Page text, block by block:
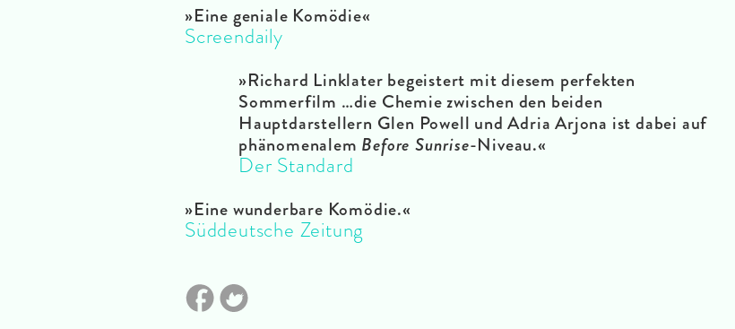
»Eine geniale Komödie«
Screendaily
»Richard Linklater begeistert mit diesem perfekten
Sommerfilm …die Chemie zwischen den beiden
Hauptdarstellern Glen Powell und Adria Arjona ist dabei auf
phänomenalem Before Sunrise-Niveau.«
Der Standard
»Eine wunderbare Komödie.«
Süddeutsche Zeitung